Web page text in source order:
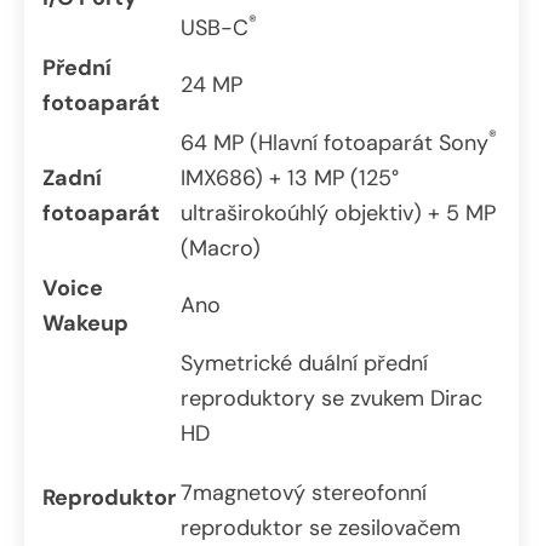
USB-C®
Přední
fotoaparát
24 MP
Zadní
fotoaparát
64 MP (Hlavní fotoaparát Sony®
IMX686) + 13 MP (125°
ultraširokoúhlý objektiv) + 5 MP
(Macro)
Voice
Wakeup
Ano
Reproduktor
Symetrické duální přední
reproduktory se zvukem Dirac
HD
7magnetový stereofonní
reproduktor se zesilovačem